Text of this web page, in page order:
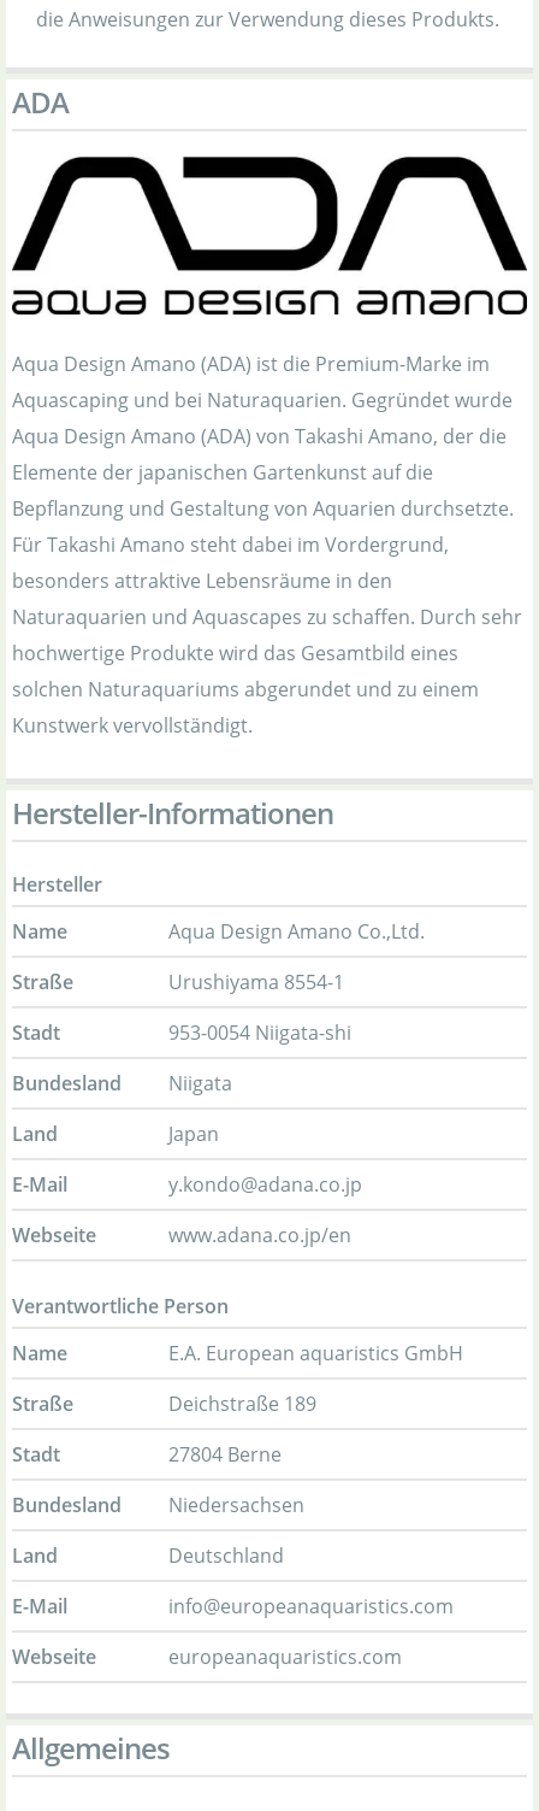
die Anweisungen zur Verwendung dieses Produkts.
ADA
Aqua Design Amano (ADA) ist die Premium-Marke im
Aquascaping und bei Naturaquarien. Gegründet wurde
Aqua Design Amano (ADA) von Takashi Amano, der die
Elemente der japanischen Gartenkunst auf die
Bepflanzung und Gestaltung von Aquarien durchsetzte.
Für Takashi Amano steht dabei im Vordergrund,
besonders attraktive Lebensräume in den
Naturaquarien und Aquascapes zu schaffen. Durch sehr
hochwertige Produkte wird das Gesamtbild eines
solchen Naturaquariums abgerundet und zu einem
Kunstwerk vervollständigt.
Hersteller-Informationen
Hersteller
Name
Aqua Design Amano Co.,Ltd.
Straße
Urushiyama 8554-1
Stadt
953-0054 Niigata-shi
Bundesland
Niigata
Land
Japan
E-Mail
y.kondo@adana.co.jp
Webseite
www.adana.co.jp/en
Verantwortliche Person
Name
E.A. European aquaristics GmbH
Straße
Deichstraße 189
Stadt
27804 Berne
Bundesland
Niedersachsen
Land
Deutschland
E-Mail
info@europeanaquaristics.com
Webseite
europeanaquaristics.com
Allgemeines